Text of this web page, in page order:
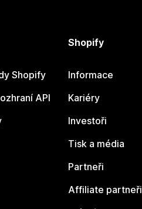
Shopify
API
Shopify
Informace
Kariéry
Investoři
Tisk a média
Partneři
Affiliate partneři